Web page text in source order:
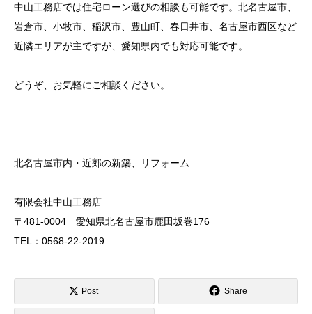
中山工務店では住宅ローン選びの相談も可能です。北名古屋市、
岩倉市、小牧市、稲沢市、豊山町、春日井市、名古屋市西区など
近隣エリアが主ですが、愛知県内でも対応可能です。
どうぞ、お気軽にご相談ください。
北名古屋市内・近郊の新築、リフォーム
有限会社中山工務店
〒481-0004 愛知県北名古屋市鹿田坂巻176
TEL：0568-22-2019
Post Share